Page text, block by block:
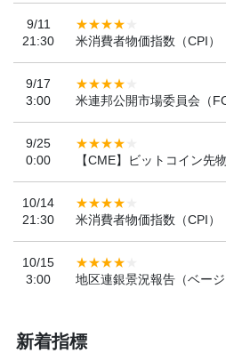
9/11
21:30
米消費者物価指数（CPI）
9/17
3:00
米連邦公開市場委員会（
9/25
0:00
【CME】ビットコイン先
10/14
21:30
米消費者物価指数（CPI）
10/15
3:00
地区連銀景況報告（ベージ
新着指標